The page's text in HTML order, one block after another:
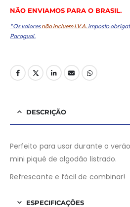
NÃO ENVIAMOS PARA O BRASIL.
*Os valoresnão incluem I.V.A. imposto
Paraguai.
DESCRIÇÃO
Perfeito para usar durante o
mini piqué de algodão listrado.
Refrescante e fácil de combinar!
ESPECIFICAÇÕES